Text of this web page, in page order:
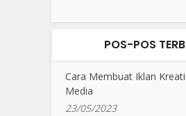
POS-POS
Cara Membuat Iklan
Media
23/05/2023